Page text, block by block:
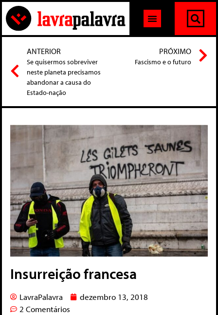
ANTERIOR
Se quisermos sobreviver
neste planeta precisamos
abandonar a causa do
Estado-nação
PRÓXIMO
Fascismo e o futuro
Insurreição francesa
LavraPalavra
dezembro 13, 2018
2 Comentários